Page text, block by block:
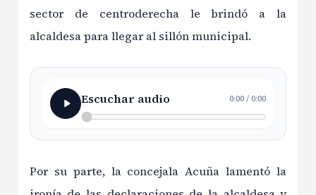
sector de centroderecha le brindó a la
alcaldesa para llegar al sillón municipal.
Escuchar audio 0:00/0:00
Por su parte, la concejala Acuña lamentó la